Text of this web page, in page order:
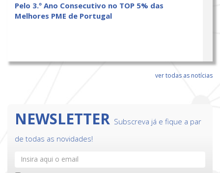
Pelo 3.º Ano Consecutivo no TOP 5% das
Melhores PME de Portugal
ver todas as notícias
NEWSLETTER Subscreva já e fique a par
de todas as novidades!